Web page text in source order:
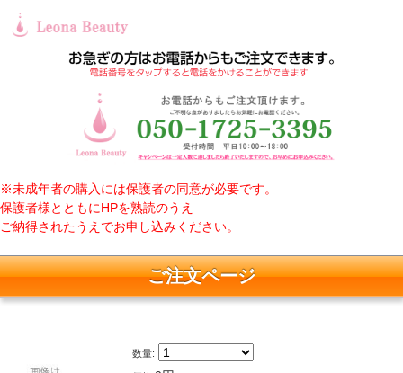
※未成年者の購入には保護者の同意が必要です。
保護者様とともにHPを熟読のうえ
ご納得されたうえでお申し込みください。
ご注文ページ
数量: